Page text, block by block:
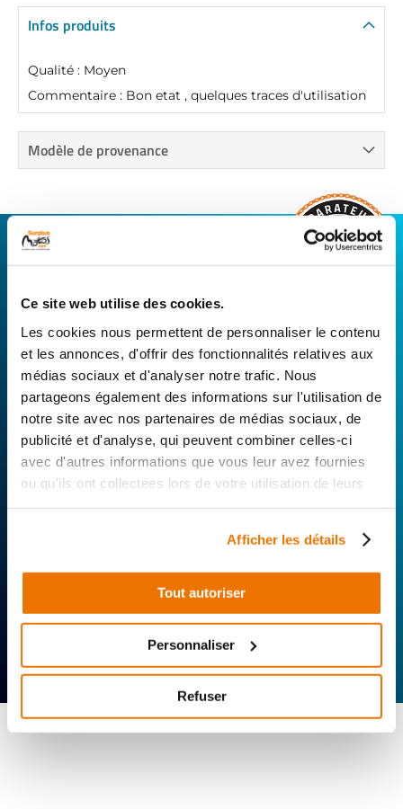
Ce site web utilise des cookies.
Les cookies nous permettent de personnaliser le contenu
et les annonces, d'offrir des fonctionnalités relatives aux
médias sociaux et d'analyser notre trafic. Nous
partageons également des informations sur l'utilisation de
notre site avec nos partenaires de médias sociaux, de
publicité et d'analyse, qui peuvent combiner celles-ci
avec d'autres informations que vous leur avez fournies
ou qu'ils ont collectées lors de votre utilisation de leurs
Afficher les détails
Tout autoriser
Personnaliser
Refuser
Infos produits
Qualité : Moyen
Commentaire : Bon etat , quelques traces d'utilisation
Modèle de provenance
CONNECTEZ-VOUS AVEC VOTRE
RÉPARATEUR FAVORI
Avec Surplus Motos, bénéficiez de l’expertise
technique de notre réseau de Réparateurs-
Distributeurs. De l’achat de
pièces scooters
d’occasion garanties à la révision complète de
votre 2 roues, trouvez le garage le plus proche de
chez vous.
technique
Réactivité
Offerte